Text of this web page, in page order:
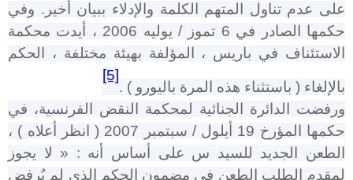
على عدم تناول المتهم الكلمة والإدلاء ببيان أخير. وفي
حكمها الصادر في 6 تموز / يوليه 2006 ، أيدت محكمة
الاستئناف في باريس ، المؤلفة بهيئة مختلفة ، الحكم
بالإلغاء ( باستثناء هذه المرة باليورو ) .
[5]
ورفضت الدائرة الجنائية لمحكمة النقض الفرنسية، في
حكمها المؤرخ 19 أيلول / سبتمبر 2007 ( انظر أعلاه ) ،
الطعن الجديد للسيد س على أساس أنه : « لا يجوز
لمقدم الطلب الطعن في مضمون الحكم الذي لم يُرفض